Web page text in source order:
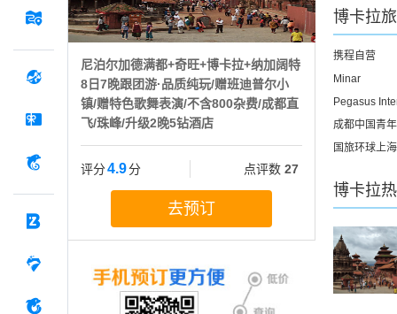
尼泊尔加德满都+奇旺+博卡拉+纳加阔特
8日7晚跟团游·品质纯玩/赠班迪普尔小
镇/赠特色歌舞表演/不含800杂费/成都直
飞/珠峰/升级2晚5钻酒店
评分4.9分 点评数 27
去预订
博卡拉
携程自营
Minar
Pegasus
成都中国青
国旅环球上海
博卡拉